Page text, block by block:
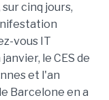
cinq jours,
vous IT
le CES de
et l'an
Barcelone en a